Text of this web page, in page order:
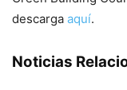
descarga aquí.
Noticias